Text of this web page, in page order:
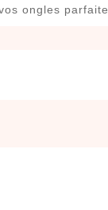
ongles